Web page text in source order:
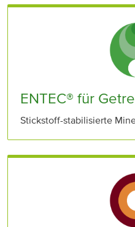
ENTEC® für
Stickstoff-stabilisierte